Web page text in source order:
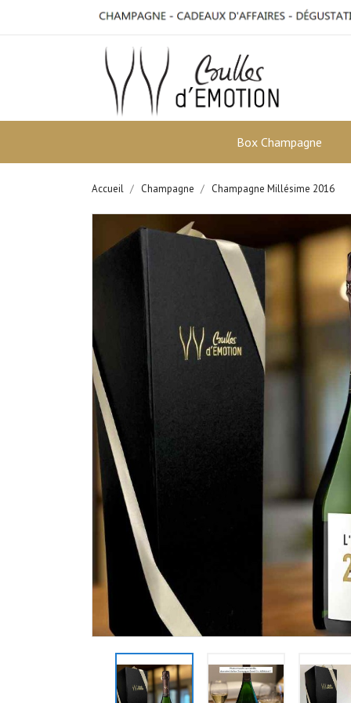
Box Champagne
Accueil Champagne Champagne Millésime 2016